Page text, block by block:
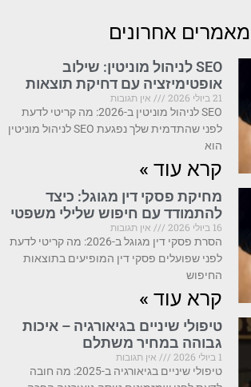
מאמרים אחרונים
SEO לניהול מוניטין: שילוב
אופטימיזציה עם דחיקת תוצאות
21 ביולי 2026
אין תגובות
SEO לניהול מוניטין ב-2026: מה קריטי לדעת
לפני שהתדמית שלך נפגעת SEO לניהול מוניטין
הוא
קרא עוד »
מחיקת פסקי דין מגוגל: כיצד
להתמודד עם חיפוש שלילי משפטי
16 ביולי 2026
אין תגובות
הסרת פסקי דין מגוגל ב-2026: מה קריטי לדעת
לפני שפועלים פסקי דין המופיעים בתוצאות
החיפוש
קרא עוד »
טיפולי שיניים בגיאורגיה – איכות
גבוהה במחיר משתלם
1 ביולי 2026
אין תגובות
טיפולי שיניים בגיאורגיה ב-2025: מה חובה